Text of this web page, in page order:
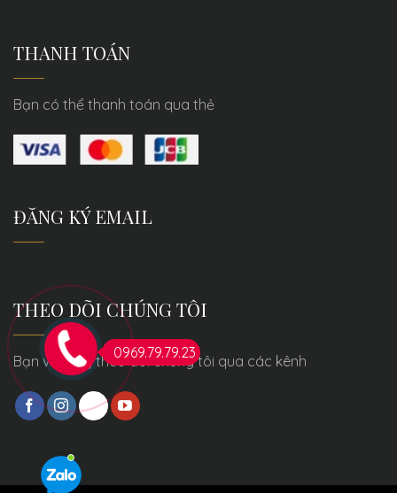
THANH TOÁN
Bạn có thể thanh toán qua thẻ
ĐĂNG KÝ EMAIL
THEO DÕI CHÚNG TÔI
Bạn vui lòng theo dõi chúng tôi qua các kênh
0969.79.79.23